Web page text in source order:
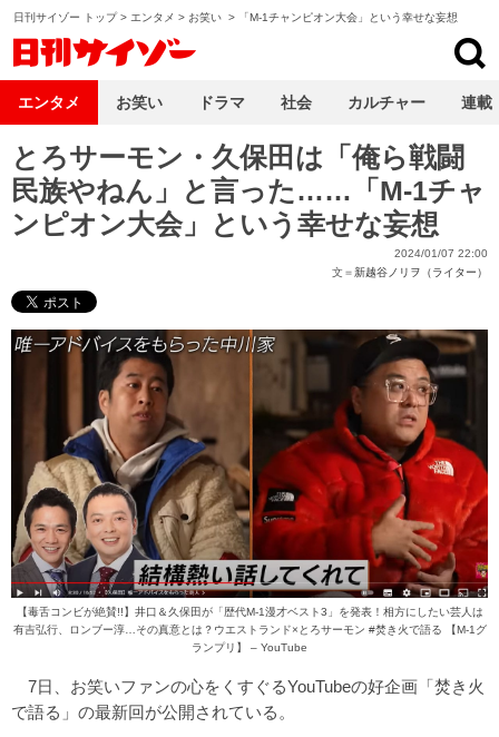
日刊サイゾー トップ> エンタメ > お笑い > 「M-1チャンピオン大会」という幸せな妄想
とろサーモン・久保田は「俺ら戦闘
民族やねん」と言った……「M-1チャ
ンピオン大会」という幸せな妄想
2024/01/07 22:00
文＝新越谷ノリヲ（ライター）
【毒舌コンビが絶賛!!】井口＆久保田が「歴代M-1漫才ベスト3」を発表！相方にしたい芸人は
有吉弘行、ロンブー淳…その真意とは？ウエストランド×とろサーモン #焚き火で語る 【M-1グ
ランプリ】 – YouTube
7日、お笑いファンの心をくすぐるYouTubeの好企画「焚き火
で語る」の最新回が公開されている。
エンタメ お笑い ドラマ 社会 カルチャー 連載